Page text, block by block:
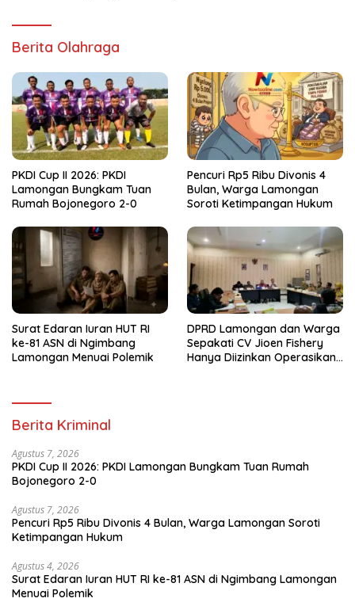
Berita Olahraga
PKDI Cup II 2026: PKDI
Lamongan Bungkam Tuan
Rumah Bojonegoro 2-0
Pencuri Rp5 Ribu Divonis 4
Bulan, Warga Lamongan
Soroti Ketimpangan Hukum
Surat Edaran Iuran HUT RI
ke-81 ASN di Ngimbang
Lamongan Menuai Polemik
DPRD Lamongan dan Warga
Sepakati CV Jioen Fishery
Hanya Diizinkan Operasikan
Berita Kriminal
Agustus 7, 2026
PKDI Cup II 2026: PKDI Lamongan Bungkam Tuan Rumah
Bojonegoro 2-0
Agustus 7, 2026
Pencuri Rp5 Ribu Divonis 4 Bulan, Warga Lamongan Soroti
Ketimpangan Hukum
Agustus 4, 2026
Surat Edaran Iuran HUT RI ke-81 ASN di Ngimbang Lamongan
Menuai Polemik